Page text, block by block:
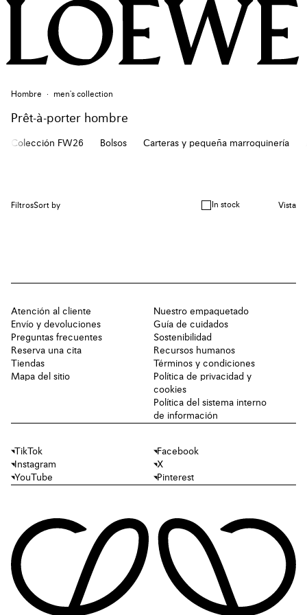
Hombre men's collection
Prêt-à-porter hombre
Colección FW26 Bolsos Carteras y pequeña marroquinería
FiltrosSort by In stock Vista
Atención al cliente
Envío y devoluciones
Preguntas frecuentes
Reserva una cita
Tiendas
Mapa del sitio
Nuestro empaquetado
Guía de cuidados
Sostenibilidad
Recursos humanos
Términos y condiciones
Política de privacidad y
cookies
Política del sistema interno
de información
TikTok
Facebook
Instagram
X
YouTube
Pinterest